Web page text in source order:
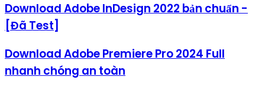
Download Adobe InDesign 2022 bản chuẩn -
[Đã Test]
Download Adobe Premiere Pro 2024 Full
nhanh chóng an toàn